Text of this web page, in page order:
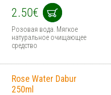
2.50€
Розовая вода. Мягкое
натуральное очищающее
средство
Rose Water Dabur
250ml